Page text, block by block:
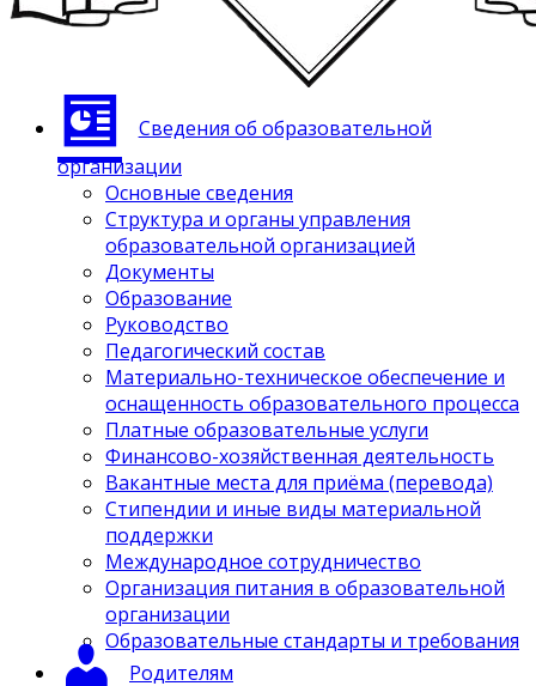
Сведения об образовательной
организации
Основные сведения
Структура и органы управления
образовательной организацией
Документы
Образование
Руководство
Педагогический состав
Материально-техническое обеспечение и
оснащенность образовательного процесса
Платные образовательные услуги
Финансово-хозяйственная деятельность
Вакантные места для приёма (перевода)
Стипендии и иные виды материальной
поддержки
Международное сотрудничество
Организация питания в образовательной
организации
Образовательные стандарты и требования
Родителям